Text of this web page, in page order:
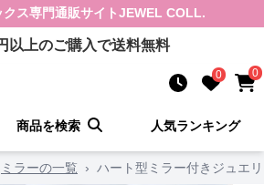
クス専門通販サイトJEWEL COLL.
以上のご購入で送料無料
0 0
商品を検索 人気ランキング
ミラーの一覧 › ハート型ミラー付きジュエ